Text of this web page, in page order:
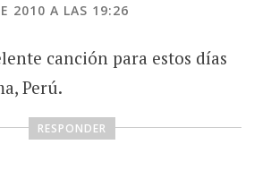
2010 A LAS 19:26
canción para estos días
Perú.
RESPONDER